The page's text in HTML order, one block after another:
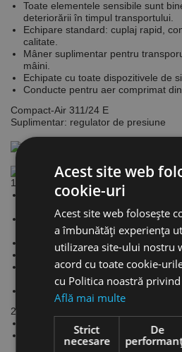
Toate elementele sensibile sunt
deteriorării în timpul transportului.
Echipare standard: cuplaj rapid,
calitate.
Mâner suplimentar pentru
mâini.
Echipate cu toate dispozitivele de
Conducte pentru aer comprimat din
Compact-Air 311/24 E
Suplimentar: regulator de presiune
1. Panoul de comandă
Panou de comandă ergonomic clar
Două manometre pentru indicarea
presiunii de lucru
Două cuple pentru aer comprimat
Bloc complet de întreținere
Regulator de presiune pentru
presiunii de lucru
Echipare standard cu cuplaj rapid
2. Protecție
Compresoare protejate cu un cadru
Cadrul tubular protejează eficient
deteriorării.
Acest site web
cookie-uri
Acest site web folosește
a îmbunătăți experiența
utilizarea site-ului nostru
acord cu toate cookie-
cu Politica noastră
Află mai multe
Strict
necesare
De